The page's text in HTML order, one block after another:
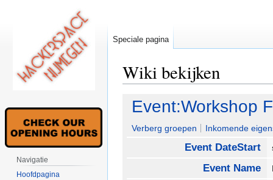
Wiki bekijken
Naar
navigatie
springen
Naar
zoeken
springen
Event:Workshop
Verberg groepen Inkomende
Event DateStart
Event Name
Speciale pagina
Navigatie
Hoofdpagina